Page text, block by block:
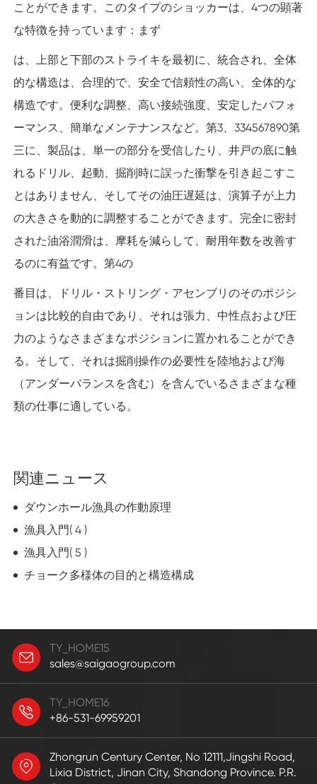
ことができます。このタイプのショッカーは、4つの顕著
な特徴を持っています：まず
は、上部と下部のストライキを最初に、統合され、全体
的な構造は、合理的で、安全で信頼性の高い、全体的な
構造です。便利な調整、高い接続強度、安定したパフォ
ーマンス、簡単なメンテナンスなど。第3、334567890第
三に、製品は、単一の部分を受信したり、井戸の底に触
れるドリル、起動、掘削時に誤った衝撃を引き起こすこ
とはありません、そしてその油圧遅延は、演算子が上力
の大きさを動的に調整することができます。完全に密封
された油浴潤滑は、摩耗を減らして、耐用年数を改善す
るのに有益です。第4の
番目は、ドリル・ストリング・アセンブリのそのポジシ
ョンは比較的自由であり、それは張力、中性点および圧
力のようなさまざまなポジションに置かれることができ
る。そして、それは掘削操作の必要性を陸地および海
（アンダーバランスを含む）を含んでいるさまざまな種
類の仕事に適している。
関連ニュース
ダウンホール漁具の作動原理
漁具入門( 4 )
漁具入門( 5 )
チョーク多様体の目的と構造構成
TY_HOME15
sales@saigaogroup.com
TY_HOME16
+86-531-69959201
Zhongrun Century Center, No 12111,Jingshi Road,
Lixia District, Jinan City, Shandong Province. P.R.